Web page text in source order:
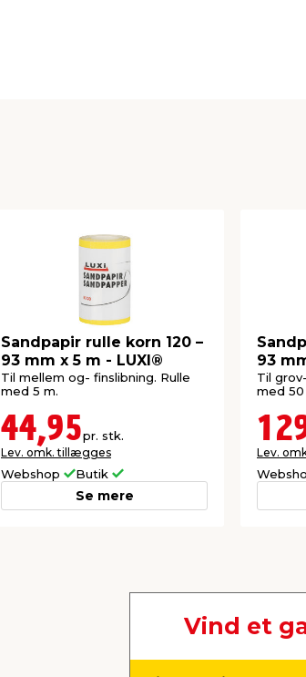
Sandpapir rulle korn 120 –
93 mm x 5 m - LUXI®
Til mellem og- finslibning. Rulle
med 5 m.
44,95pr. stk.
Lev. omk. tillægges
Webshop Butik
Se mere
93
Til
med 50
Lev.
Vind et